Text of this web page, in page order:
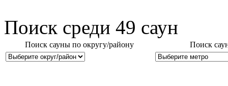
Поиск среди 49 саун
Поиск сауны по округу/району Поиск